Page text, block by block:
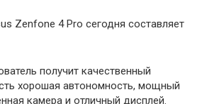
Zenfone 4 Pro сегодня составляет
получит качественный
хорошая автономность, мощный
камера и отличный дисплей.